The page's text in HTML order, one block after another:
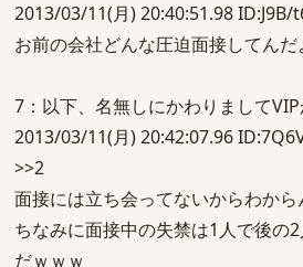
2013/03/11(月) 20:40:51.98 ID:J9B/
お前の会社どんな圧迫面接してんだ
7：以下、名無しにかわりましてVIP
2013/03/11(月) 20:42:07.96
>>2
面接には立ち会ってないからわから
ちなみに面接中の失禁は1人で後の
だｗｗｗ